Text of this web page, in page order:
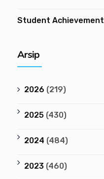
Student Achievement
Arsip
2026 (219)
2025 (430)
2024 (484)
2023 (460)